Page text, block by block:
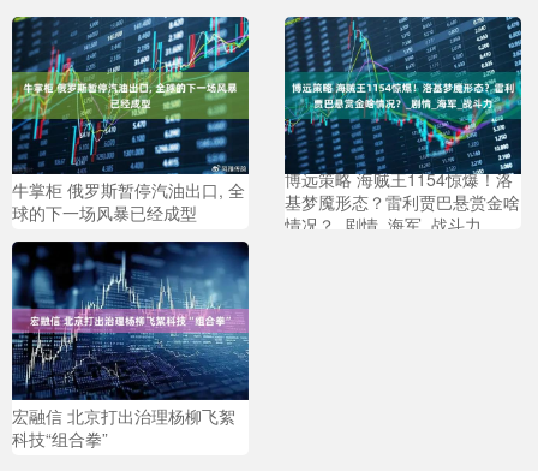
牛掌柜 俄罗斯暂停汽油出口, 全
球的下一场风暴已经成型
博远策略 海贼王1154惊爆！洛
基梦魇形态？雷利贾巴悬赏金啥
情况？_剧情_海军_战斗力
宏融信 北京打出治理杨柳飞絮
科技“组合拳”